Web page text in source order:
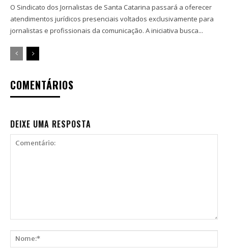
O Sindicato dos Jornalistas de Santa Catarina passará a oferecer
atendimentos jurídicos presenciais voltados exclusivamente para
jornalistas e profissionais da comunicação. A iniciativa busca...
COMENTÁRIOS
DEIXE UMA RESPOSTA